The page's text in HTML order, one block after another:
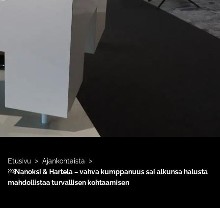
Etusivu > Ajankohtaista >
￼Nanoksi & Hartela – vahva kumppanuus sai alkunsa halusta
mahdollistaa turvallisen kohtaamisen